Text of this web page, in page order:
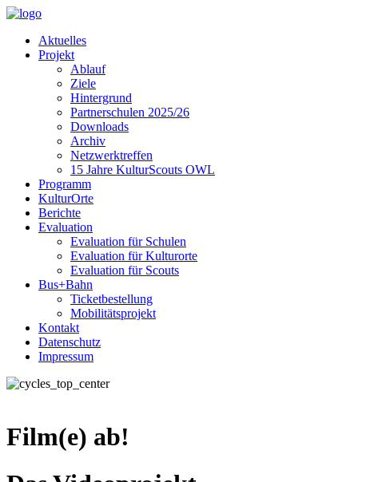
Aktuelles
Projekt
Ablauf
Ziele
Hintergrund
Partnerschulen 2025/26
Downloads
Archiv
Netzwerktreffen
15 Jahre KulturScouts OWL
Programm
KulturOrte
Berichte
Evaluation
Evaluation für Schulen
Evaluation für Kulturorte
Evaluation für Scouts
Bus+Bahn
Ticketbestellung
Mobilitätsprojekt
Kontakt
Datenschutz
Impressum
Film(e) ab!